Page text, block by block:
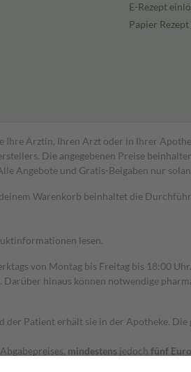
E-Rezept
Papier
Ihre Ärztin, Ihren Arzt oder in Ihrer
Die angegebenen Preise
Angebote und Gratis-Beigaben nur
Warenkorb beinhaltet die
lesen.
von Montag bis Freitag bis 18:00
hinaus können notwendige
Patient erhält sie in der Apotheke.
mindestens jedoch fünf Euro